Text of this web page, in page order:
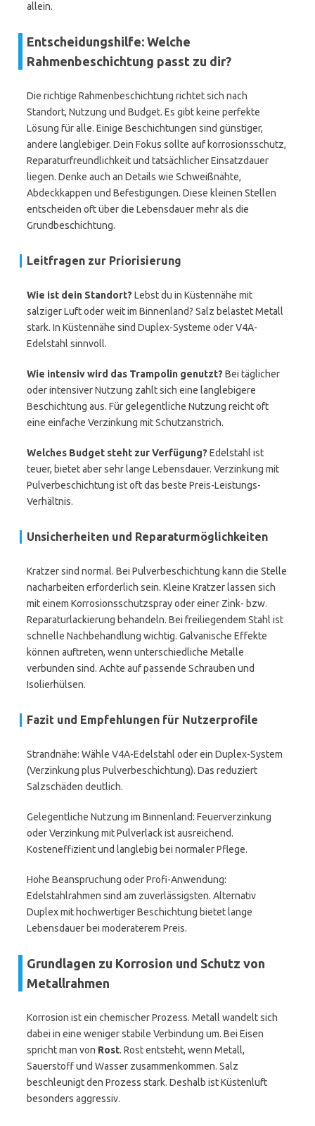
allein.
Entscheidungshilfe: Welche
Rahmenbeschichtung passt zu dir?
Die richtige Rahmenbeschichtung richtet sich nach
Standort, Nutzung und Budget. Es gibt keine perfekte
Lösung für alle. Einige Beschichtungen sind günstiger,
andere langlebiger. Dein Fokus sollte auf korrosionsschutz,
Reparaturfreundlichkeit und tatsächlicher Einsatzdauer
liegen. Denke auch an Details wie Schweißnähte,
Abdeckkappen und Befestigungen. Diese kleinen Stellen
entscheiden oft über die Lebensdauer mehr als die
Grundbeschichtung.
Leitfragen zur Priorisierung
Wie ist dein Standort? Lebst du in Küstennähe mit
salziger Luft oder weit im Binnenland? Salz belastet Metall
stark. In Küstennähe sind Duplex-Systeme oder V4A-
Edelstahl sinnvoll.
Wie intensiv wird das Trampolin genutzt? Bei täglicher
oder intensiver Nutzung zahlt sich eine langlebigere
Beschichtung aus. Für gelegentliche Nutzung reicht oft
eine einfache Verzinkung mit Schutzanstrich.
Welches Budget steht zur Verfügung? Edelstahl ist
teuer, bietet aber sehr lange Lebensdauer. Verzinkung mit
Pulverbeschichtung ist oft das beste Preis-Leistungs-
Verhältnis.
Unsicherheiten und Reparaturmöglichkeiten
Kratzer sind normal. Bei Pulverbeschichtung kann die Stelle
nacharbeiten erforderlich sein. Kleine Kratzer lassen sich
mit einem Korrosionsschutzspray oder einer Zink- bzw.
Reparaturlackierung behandeln. Bei freiliegendem Stahl ist
schnelle Nachbehandlung wichtig. Galvanische Effekte
können auftreten, wenn unterschiedliche Metalle
verbunden sind. Achte auf passende Schrauben und
Isolierhülsen.
Fazit und Empfehlungen für Nutzerprofile
Strandnähe: Wähle V4A-Edelstahl oder ein Duplex-System
(Verzinkung plus Pulverbeschichtung). Das reduziert
Salzschäden deutlich.
Gelegentliche Nutzung im Binnenland: Feuerverzinkung
oder Verzinkung mit Pulverlack ist ausreichend.
Kosteneffizient und langlebig bei normaler Pflege.
Hohe Beanspruchung oder Profi-Anwendung:
Edelstahlrahmen sind am zuverlässigsten. Alternativ
Duplex mit hochwertiger Beschichtung bietet lange
Lebensdauer bei moderaterem Preis.
Grundlagen zu Korrosion und Schutz von
Metallrahmen
Korrosion ist ein chemischer Prozess. Metall wandelt sich
dabei in eine weniger stabile Verbindung um. Bei Eisen
spricht man von Rost. Rost entsteht, wenn Metall,
Sauerstoff und Wasser zusammenkommen. Salz
beschleunigt den Prozess stark. Deshalb ist Küstenluft
besonders aggressiv.